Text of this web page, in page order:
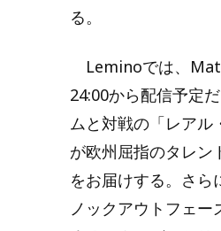
る。
Leminoでは、
24:00から配信予定
ムと対戦の「レアル
が欧州屈指のタレン
をお届けする。さ
ノックアウトフェ